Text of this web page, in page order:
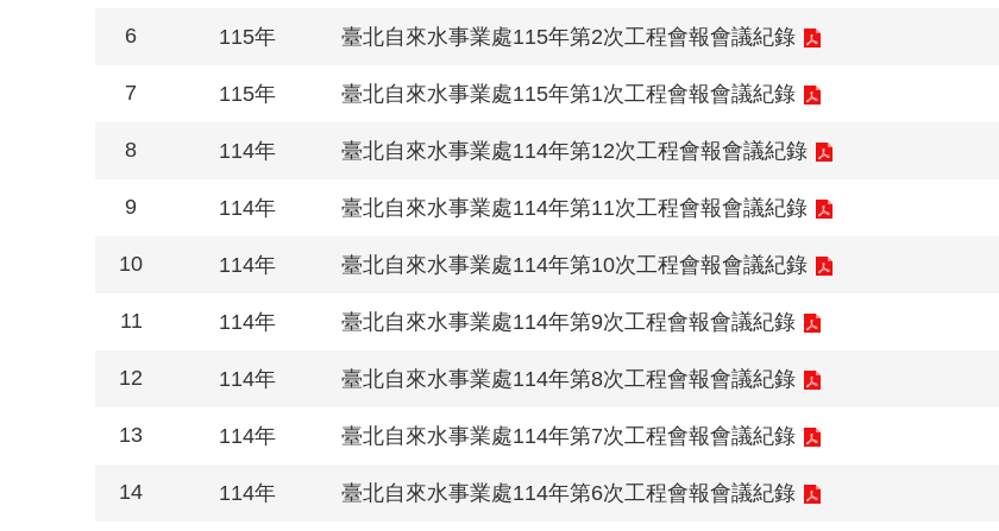
6 115年 臺北自來水事業處115年第2次工程會報會議紀錄
7 115年 臺北自來水事業處115年第1次工程會報會議紀錄
8 114年 臺北自來水事業處114年第12次工程會報會議紀錄
9 114年 臺北自來水事業處114年第11次工程會報會議紀錄
10 114年 臺北自來水事業處114年第10次工程會報會議紀錄
11 114年 臺北自來水事業處114年第9次工程會報會議紀錄
12 114年 臺北自來水事業處114年第8次工程會報會議紀錄
13 114年 臺北自來水事業處114年第7次工程會報會議紀錄
14 114年 臺北自來水事業處114年第6次工程會報會議紀錄